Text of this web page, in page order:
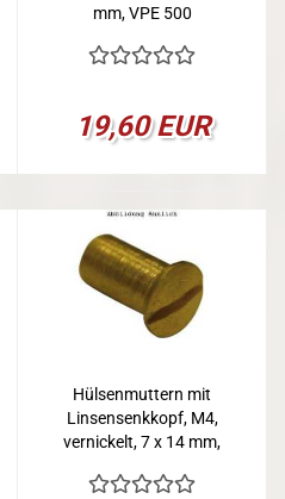
mm, VPE 500
19,60 EUR
Hülsenmuttern mit
Linsensenkkopf, M4,
vernickelt, 7 x 14 mm,